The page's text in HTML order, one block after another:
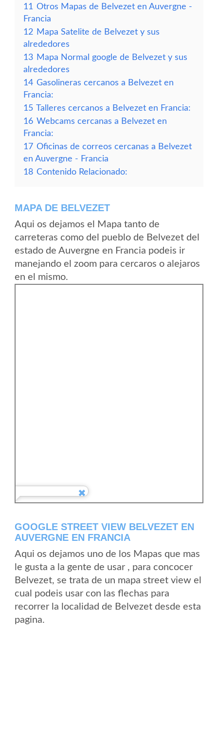
11 Otros Mapas de Belvezet en Auvergne -
Francia
12 Mapa Satelite de Belvezet y sus
alrededores
13 Mapa Normal google de Belvezet y sus
alrededores
14 Gasolineras cercanos a Belvezet en
Francia:
15 Talleres cercanos a Belvezet en Francia:
16 Webcams cercanas a Belvezet en
Francia:
17 Oficinas de correos cercanas a Belvezet
en Auvergne - Francia
18 Contenido Relacionado:
MAPA DE BELVEZET
Aqui os dejamos el Mapa tanto de
carreteras como del pueblo de Belvezet del
estado de Auvergne en Francia podeis ir
manejando el zoom para cercaros o alejaros
en el mismo.
GOOGLE STREET VIEW BELVEZET EN
AUVERGNE EN FRANCIA
Aqui os dejamos uno de los Mapas que mas
le gusta a la gente de usar , para concocer
Belvezet, se trata de un mapa street view el
cual podeis usar con las flechas para
recorrer la localidad de Belvezet desde esta
pagina.